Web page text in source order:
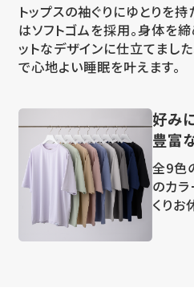
トップスの袖ぐりにゆとりを
はソフトゴムを採用。身体を
ットなデザインに仕立てました
で心地よい睡眠を叶えます。
好み
豊富
全9色
のカラ
くりお